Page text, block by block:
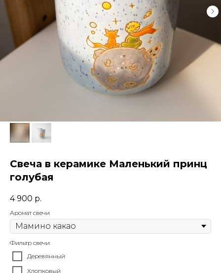
Свеча в керамике Маленький принц
голубая
4 900 р.
Аромат свечи
Фильтр свечи
Деревянный
Хлопковый